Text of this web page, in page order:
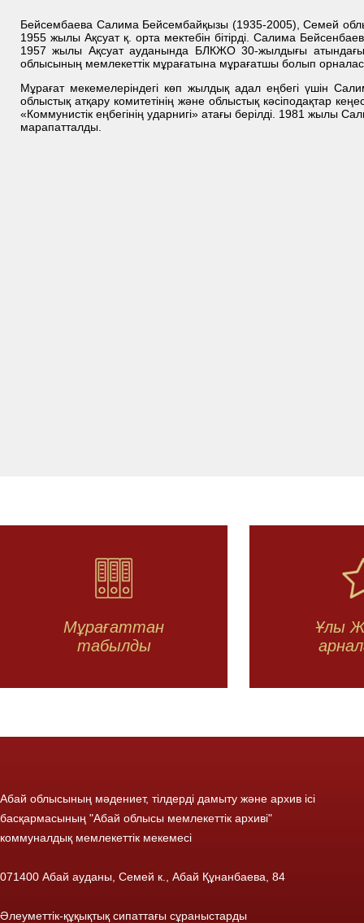
Бейсембаева Салима Бейсембайқызы (1935-2005), Семей
1955 жылы Ақсуат қ. орта мектебін бітірді. Салима
1957 жылы Ақсуат ауданында БЛКЖО 30-жылдығы
облысының мемлекеттік мұрағатына мұрағатшы болып
Мұрағат мекемелеріндегі көп жылдық адал еңбегі үшін
облыстық атқару комитетінің және облыстық кәсіподақтар
«Коммунистік еңбегінің ударнигі» атағы берілді. 1981 жылы
марапатталды.
Мұрағаттан
табылды
Ұлы
Абай облысының мәдениет, тілдерді дамыту және архив ісі
басқармасының "Абай облысы мемлекеттік архиві"
коммуналдық мемлекеттік мекемесі
071400 Абай ауданы, Семей к., Абай Құнанбаева, 84
Әлеуметтік-құқықтық сипаттағы сұраныстарды